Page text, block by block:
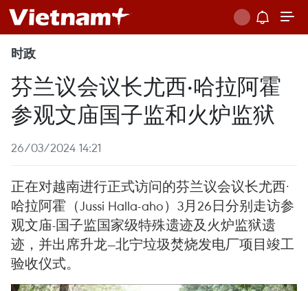
时政
芬兰议会议长尤西·哈拉阿霍
参观文庙国子监和火炉监狱
26/03/2024 14:21
正在对越南进行正式访问的芬兰议会议长尤西·
哈拉阿霍（Jussi Halla-aho）3月26日分别走访参
观文庙-国子监国家级特殊遗迹及火炉监狱遗
迹，并出席升龙—北宁垃圾焚烧发电厂项目竣工
验收仪式。